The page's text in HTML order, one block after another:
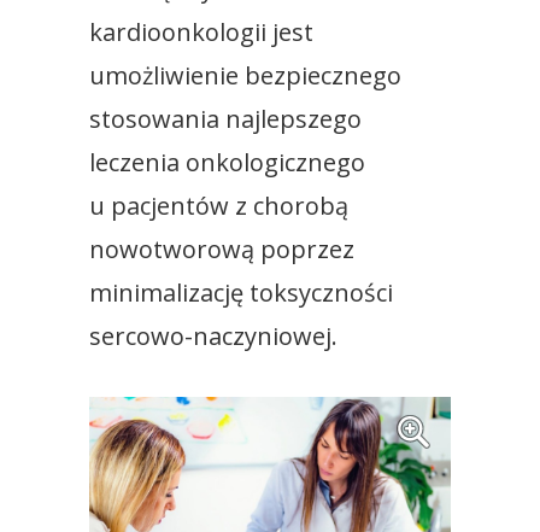
kardioonkologii jest
umożliwienie bezpiecznego
stosowania najlepszego
leczenia onkologicznego
u pacjentów z chorobą
nowotworową poprzez
minimalizację toksyczności
sercowo-naczyniowej.